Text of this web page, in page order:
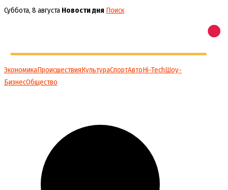
Перейти
Суббота, 8 августа Новости дня Поиск
ЭкономикаПроисшествияКультураСпортАвтоHi-TechШоу-
БизнесОбщество